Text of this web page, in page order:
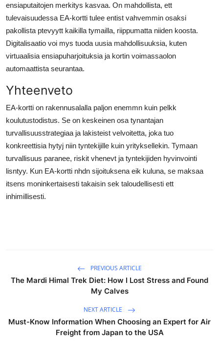
ensiaputaitojen merkitys kasvaa. On mahdollista, ett
tulevaisuudessa EA-kortti tulee entist vahvemmin osaksi
pakollista ptevyytt kaikilla tymailla, riippumatta niiden koosta.
Digitalisaatio voi mys tuoda uusia mahdollisuuksia, kuten
virtuaalisia ensiapuharjoituksia ja kortin voimassaolon
automaattista seurantaa.
Yhteenveto
EA-kortti on rakennusalalla paljon enemmn kuin pelkk
koulutustodistus. Se on keskeinen osa tynantajan
turvallisuusstrategiaa ja lakisteist velvoitetta, joka tuo
konkreettisia hytyj niin tyntekijille kuin yrityksellekin. Tymaan
turvallisuus paranee, riskit vhenevt ja tyntekijiden hyvinvointi
lisntyy. Kun EA-kortti nhdn sijoituksena eik kuluna, se maksaa
itsens moninkertaisesti takaisin sek taloudellisesti ett
inhimillisesti.
PREVIOUS ARTICLE
The Mardi Himal Trek Diet: How I Lost Stress and Found
My Calves
NEXT ARTICLE
Must-Know Information When Choosing an Expert for Air
Freight from Japan to the USA